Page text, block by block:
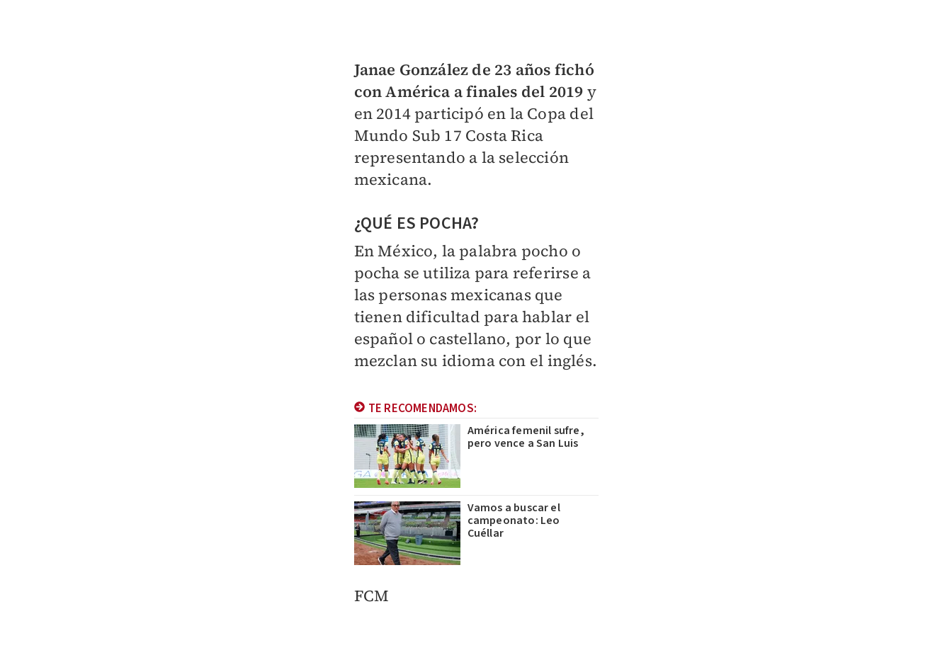
Janae González de 23 años fichó
con América a finales del 2019 y
en 2014 participó en la Copa del
Mundo Sub 17 Costa Rica
representando a la selección
mexicana.
¿QUÉ ES POCHA?
En México, la palabra pocho o
pocha se utiliza para referirse a
las personas mexicanas que
tienen dificultad para hablar el
español o castellano, por lo que
mezclan su idioma con el inglés.
TE RECOMENDAMOS:
América femenil sufre,
pero vence a San Luis
Vamos a buscar el
campeonato: Leo
Cuéllar
​FCM